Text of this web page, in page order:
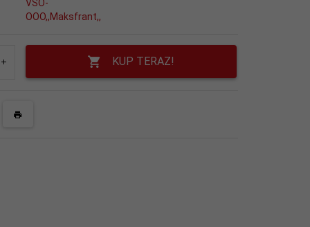
VSO-
OOO,,Maksfrant,,
KUP TERAZ!